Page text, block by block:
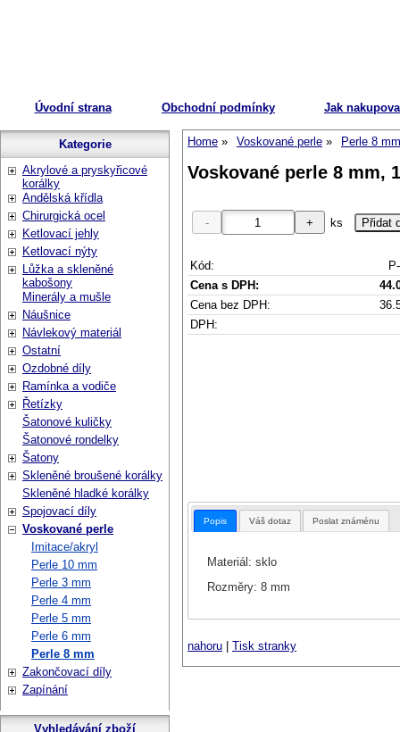
Úvodní strana Obchodní podmínky Jak
Home Voskované perle Perle 8 mm
Voskované perle 8 mm,
ks
Kód:
Cena s DPH:
Cena bez DPH:
DPH:
Popis Váš dotaz Poslat známénu
Materiál: sklo
Rozměry: 8 mm
nahoru Tisk stranky
Kategorie
Akrylové a pryskyřicové
korálky
Andělská křídla
Chirurgická ocel
Ketlovací jehly
Ketlovací nýty
Lůžka a skleněné
kabošony
Minerály a mušle
Náušnice
Návlekový materiál
Ostatní
Ozdobné díly
Ramínka a vodiče
Řetízky
Šatonové kuličky
Šatonové rondelky
Šatony
Skleněné broušené korálky
Skleněné hladké korálky
Spojovací díly
Voskované perle
Imitace/akryl
Perle 10 mm
Perle 3 mm
Perle 4 mm
Perle 5 mm
Perle 6 mm
Perle 8 mm
Zakončovací díly
Zapínání
Vyhledávání zboží